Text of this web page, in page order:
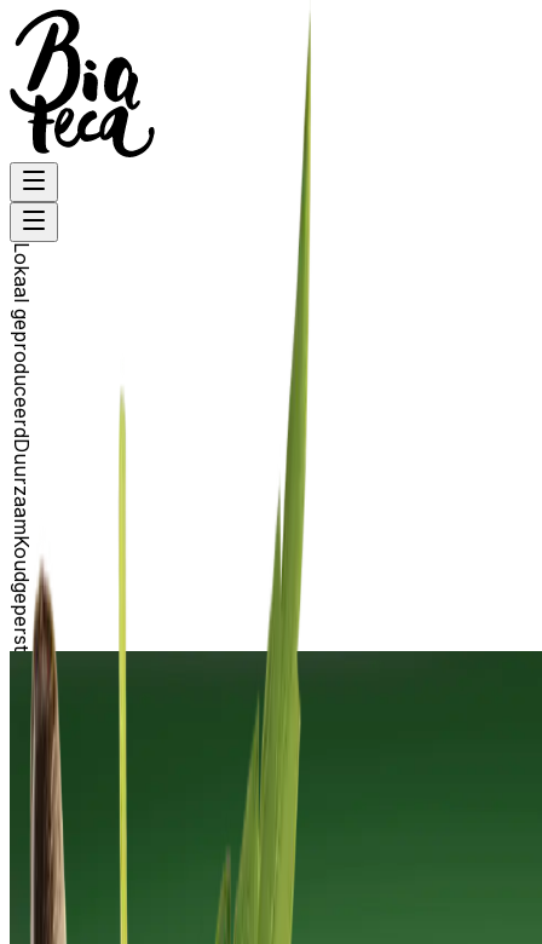
Lokaal geproduceerd
Duurzaam
Koudgeperst